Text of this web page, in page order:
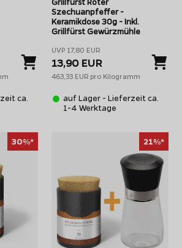
ca.
Szechuanpfeffer -
Keramikdose 30g - Inkl.
Grillfürst Gewürzmühle
UVP 17,80 EUR
13,90 EUR
463,33 EUR pro Kilogramm
auf Lager - Lieferzeit ca.
1-4 Werktage
30%* 21%*